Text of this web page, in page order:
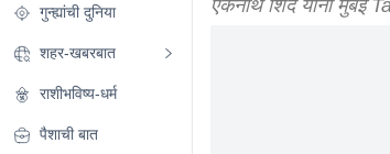
गुन्ह्यांची दुनिया
शहर-खबरबात
राशीभविष्य-धर्म
पैशाची बात
एकनाथ शिंदे यांनी मुंबई